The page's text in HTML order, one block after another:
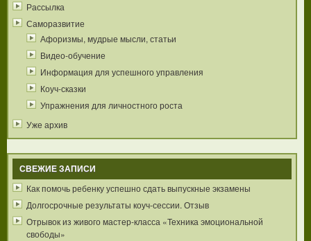
Рассылка
Саморазвитие
Афоризмы, мудрые мысли, статьи
Видео-обучение
Информация для успешного управления
Коуч-сказки
Упражнения для личностного роста
Уже архив
СВЕЖИЕ ЗАПИСИ
Как помочь ребенку успешно сдать выпускные экзамены
Долгосрочные результаты коуч-сессии. Отзыв
Отрывок из живого мастер-класса «Техника эмоциональной
свободы»